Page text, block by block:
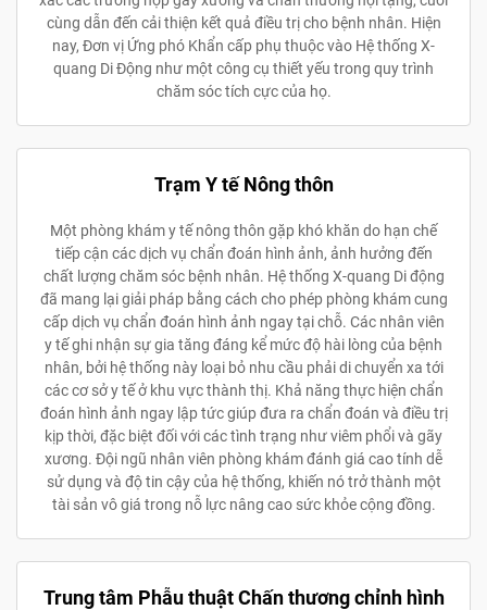
cùng dẫn đến cải thiện kết quả điều trị cho bệnh nhân. Hiện
nay, Đơn vị Ứng phó Khẩn cấp phụ thuộc vào Hệ thống X-
quang Di Động như một công cụ thiết yếu trong quy trình
chăm sóc tích cực của họ.
Trạm Y tế Nông thôn
Một phòng khám y tế nông thôn gặp khó khăn do hạn chế
tiếp cận các dịch vụ chẩn đoán hình ảnh, ảnh hưởng đến
chất lượng chăm sóc bệnh nhân. Hệ thống X-quang Di động
đã mang lại giải pháp bằng cách cho phép phòng khám cung
cấp dịch vụ chẩn đoán hình ảnh ngay tại chỗ. Các nhân viên
y tế ghi nhận sự gia tăng đáng kể mức độ hài lòng của bệnh
nhân, bởi hệ thống này loại bỏ nhu cầu phải di chuyển xa tới
các cơ sở y tế ở khu vực thành thị. Khả năng thực hiện chẩn
đoán hình ảnh ngay lập tức giúp đưa ra chẩn đoán và điều trị
kịp thời, đặc biệt đối với các tình trạng như viêm phổi và gãy
xương. Đội ngũ nhân viên phòng khám đánh giá cao tính dễ
sử dụng và độ tin cậy của hệ thống, khiến nó trở thành một
tài sản vô giá trong nỗ lực nâng cao sức khỏe cộng đồng.
Trung tâm Phẫu thuật Chấn thương chỉnh hình